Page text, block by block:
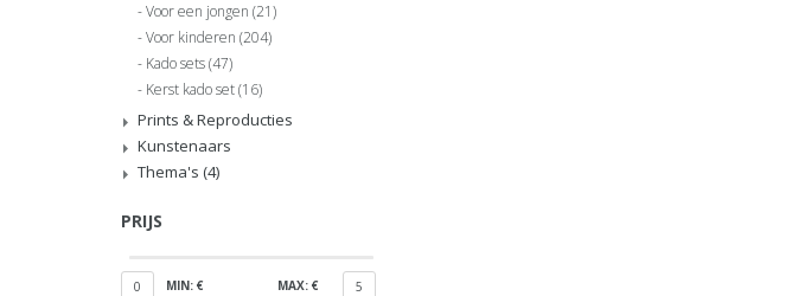
Voor een jongen (21)
Voor kinderen (204)
Kado sets(47)
Kerst kado set(16)
Prints & Reproducties
Kunstenaars
Thema's (4)
PRIJS
0 MIN: € MAX: € 5